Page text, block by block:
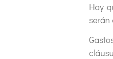
Hay
serán